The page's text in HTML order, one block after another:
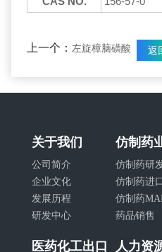
上一个：左旋樟脑磺酸 返
关于我们
公司简介
企业文化
发展历程
研发中心
仿制药
仿制药研
仿制药进
仿制药
药品销售
医药化工出口
人力资